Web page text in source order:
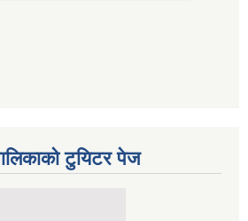
टुयिटर पेज